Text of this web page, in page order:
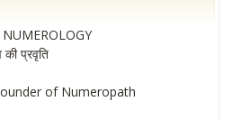
प्रवृति
of Numeropath